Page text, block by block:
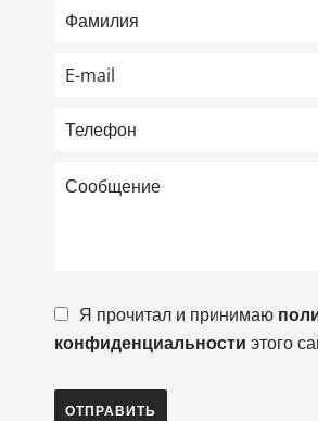
Я прочитал и принимаю
конфиденциальности этого
ОТПРАВИТЬ